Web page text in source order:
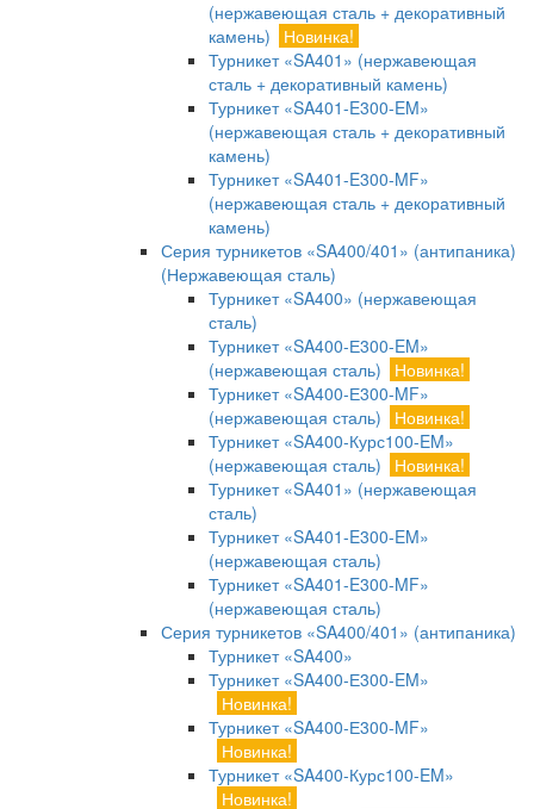
(нержавеющая сталь + декоративный
камень)
Новинка!
Турникет «SA401» (нержавеющая
сталь + декоративный камень)
Турникет «SA401-E300-EM»
(нержавеющая сталь + декоративный
камень)
Турникет «SA401-E300-MF»
(нержавеющая сталь + декоративный
камень)
Серия турникетов «SA400/401» (антипаника)
(Нержавеющая сталь)
Турникет «SA400» (нержавеющая
сталь)
Турникет «SA400-Е300-EM»
(нержавеющая сталь)
Новинка!
Турникет «SA400-Е300-MF»
(нержавеющая сталь)
Новинка!
Турникет «SA400-Курс100-EM»
(нержавеющая сталь)
Новинка!
Турникет «SA401» (нержавеющая
сталь)
Турникет «SA401-E300-EM»
(нержавеющая сталь)
Турникет «SA401-E300-MF»
(нержавеющая сталь)
Серия турникетов «SA400/401» (антипаника)
Турникет «SA400»
Турникет «SA400-Е300-EM»
Новинка!
Турникет «SA400-Е300-MF»
Новинка!
Турникет «SA400-Курс100-EM»
Новинка!